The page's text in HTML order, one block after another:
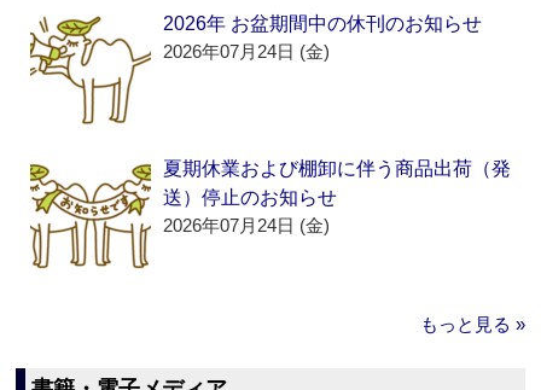
2026年 お盆期間中の休刊のお知らせ
2026年07月24日 (金)
夏期休業および棚卸に伴う商品出荷（発
送）停止のお知らせ
2026年07月24日 (金)
もっと見る »